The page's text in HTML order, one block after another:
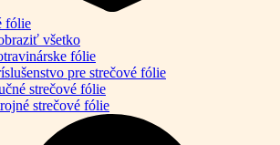
fólie
všetko
fólie
pre strečové fólie
strečové fólie
strečové fólie